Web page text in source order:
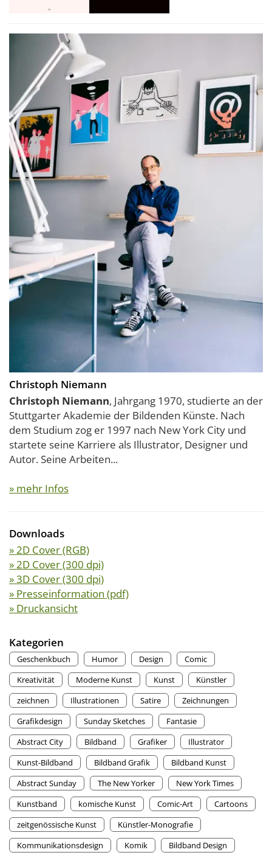
Christoph Niemann
Christoph Niemann, Jahrgang 1970, studierte an der
Stuttgarter Akademie der Bildenden Künste. Nach
dem Studium zog er 1997 nach New York City und
startete seine Karriere als Illustrator, Designer und
Autor. Seine Arbeiten...
» mehr Infos
Downloads
» 2D Cover (RGB)
» 2D Cover (300 dpi)
» 3D Cover (300 dpi)
» Presseinformation (pdf)
» Druckansicht
Kategorien
Geschenkbuch Humor Design
Comic
Kreativität
Moderne Kunst Kunst
Künstler
zeichnen
Illustrationen Satire
Zeichnungen
Grafikdesign
Sunday Sketches
Fantasie
Abstract City
Bildband Grafiker
Illustrator
Kunst-Bildband
Bildband Grafik
Bildband Kunst
Abstract Sunday
The New Yorker
New York Times
Kunstband
komische Kunst Comic-Art
Cartoons
zeitgenössische Kunst
Künstler-Monografie
Kommunikationsdesign
Komik Bildband Design